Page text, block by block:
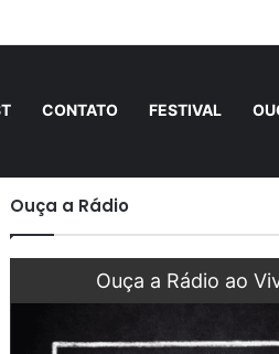
CONTATO FESTIVAL
Ouça a Rádio
Ouça a Rádio ao